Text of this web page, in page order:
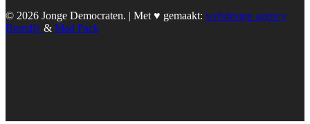
© 2026 Jonge Democraten. | Met ♥︎ gemaakt: webdesign agency
Brendly & Mad Pack